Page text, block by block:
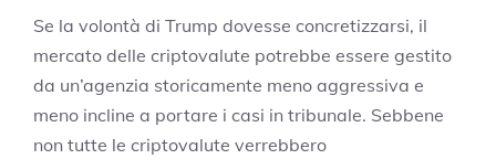
Se la volontà di Trump dovesse concretizzarsi, il
mercato delle criptovalute potrebbe essere gestito
da un’agenzia storicamente meno aggressiva e
meno incline a portare i casi in tribunale. Sebbene
non tutte le criptovalute verrebbero